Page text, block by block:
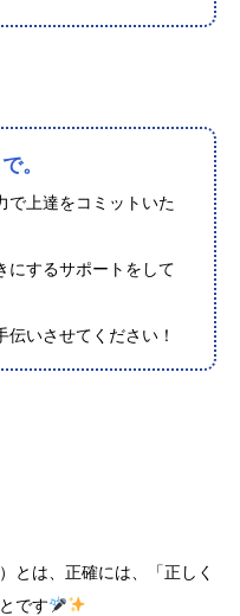
。
で上達をコミットいた
にするサポートをして
いさせてください！
とは、正確には、「正しく
です